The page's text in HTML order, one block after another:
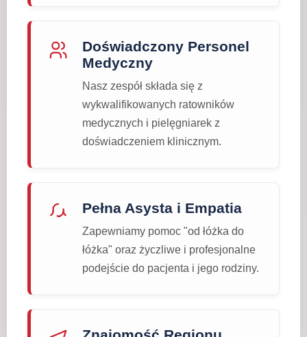
Doświadczony Personel
Medyczny
Nasz zespół składa się z
wykwalifikowanych ratowników
medycznych i pielęgniarek z
doświadczeniem klinicznym.
Pełna Asysta i Empatia
Zapewniamy pomoc "od łóżka do
łóżka" oraz życzliwe i profesjonalne
podejście do pacjenta i jego rodziny.